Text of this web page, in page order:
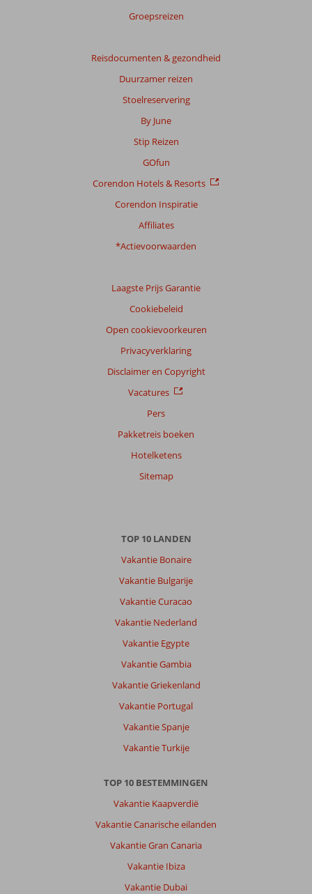
Groepsreizen
Reisdocumenten & gezondheid
Duurzamer reizen
Stoelreservering
By June
Stip Reizen
GOfun
Corendon Hotels & Resorts
Corendon Inspiratie
Affiliates
*Actievoorwaarden
Laagste Prijs Garantie
Cookiebeleid
Open cookievoorkeuren
Privacyverklaring
Disclaimer en Copyright
Vacatures
Pers
Pakketreis boeken
Hotelketens
Sitemap
TOP 10 LANDEN
Vakantie Bonaire
Vakantie Bulgarije
Vakantie Curacao
Vakantie Nederland
Vakantie Egypte
Vakantie Gambia
Vakantie Griekenland
Vakantie Portugal
Vakantie Spanje
Vakantie Turkije
TOP 10 BESTEMMINGEN
Vakantie Kaapverdië
Vakantie Canarische eilanden
Vakantie Gran Canaria
Vakantie Ibiza
Vakantie Dubai